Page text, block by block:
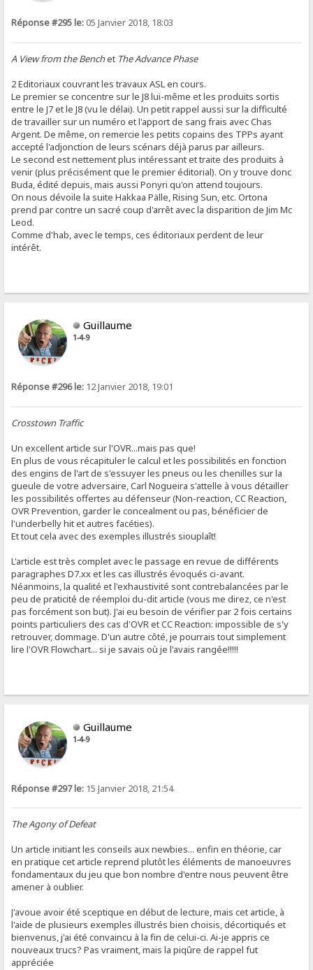
Réponse #295 le: 05 Janvier 2018, 18:03
A View from the Benchet The Advance Phase
2 Editoriaux couvrant les travaux ASL en cours.
Le premier se concentre sur le J8 lui-même et les produits sortis
entre le J7 et le J8 (vu le délai). Un petit rappel aussi sur la difficulté
de travailler sur un numéro et l'apport de sang frais avec Chas
Argent. De même, on remercie les petits copains des TPPs ayant
accepté l'adjonction de leurs scénars déjà parus par ailleurs.
Le second est nettement plus intéressant et traite des produits à
venir (plus précisément que le premier éditorial). On y trouve donc
Buda, édité depuis, mais aussi Ponyri qu'on attend toujours.
On nous dévoile la suite Hakkaa Pälle, Rising Sun, etc. Ortona
prend par contre un sacré coup d'arrêt avec la disparition de Jim Mc
Leod.
Comme d'hab, avec le temps, ces éditoriaux perdent de leur
intérêt.
Guillaume
1-4-9
Réponse #296 le: 12 Janvier 2018, 19:01
Crosstown Traffic
Un excellent article sur l'OVR...mais pas que!
En plus de vous récapituler le calcul et les possibilités en fonction
des engins de l'art de s'essuyer les pneus ou les chenilles sur la
gueule de votre adversaire, Carl Nogueira s'attelle à vous détailler
les possibilités offertes au défenseur (Non-reaction, CC Reaction,
OVR Prevention, garder le concealment ou pas, bénéficier de
l'underbelly hit et autres facéties).
Et tout cela avec des exemples illustrés siouplaît!
L'article est très complet avec le passage en revue de différents
paragraphes D7.xx et les cas illustrés évoqués ci-avant.
Néanmoins, la qualité et l'exhaustivité sont contrebalancées par le
peu de praticité de réemploi du-dit article (vous me direz, ce n'est
pas forcément son but). J'ai eu besoin de vérifier par 2 fois certains
points particuliers des cas d'OVR et CC Reaction: impossible de s'y
retrouver, dommage. D'un autre côté, je pourrais tout simplement
lire l'OVR Flowchart... si je savais où je l'avais rangée!!!!!
Guillaume
1-4-9
Réponse #297 le: 15 Janvier 2018, 21:54
The Agony of Defeat
Un article initiant les conseils aux newbies... enfin en théorie, car
en pratique cet article reprend plutôt les éléments de manoeuvres
fondamentaux du jeu que bon nombre d'entre nous peuvent être
amener à oublier.
J'avoue avoir été sceptique en début de lecture, mais cet article, à
l'aide de plusieurs exemples illustrés bien choisis, décortiqués et
bienvenus, j'ai été convaincu à la fin de celui-ci. Ai-je appris ce
nouveaux trucs? Pas vraiment, mais la piqûre de rappel fut
appréciée